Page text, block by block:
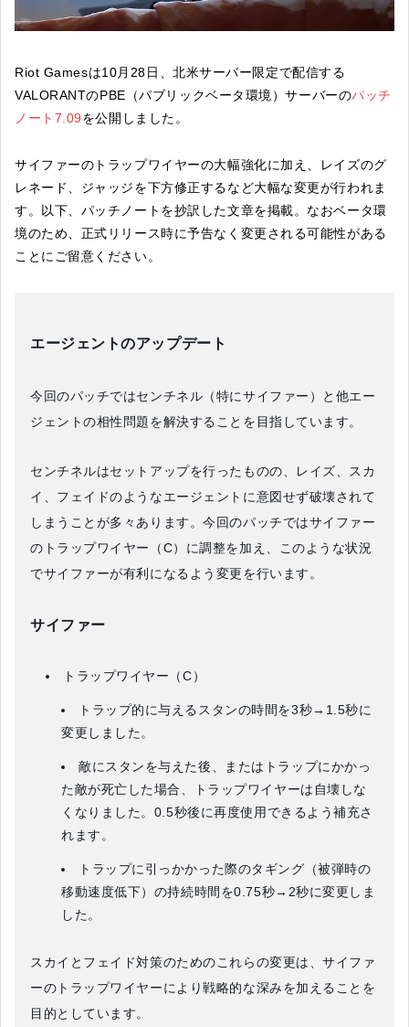
Riot Gamesは10月28日、北米サーバー限定で配信する
VALORANTのPBE（パブリックベータ環境）サーバーのパッチ
ノート7.09を公開しました。
サイファーのトラップワイヤーの大幅強化に加え、レイズのグ
レネード、ジャッジを下方修正するなど大幅な変更が行われま
す。以下、パッチノートを抄訳した文章を掲載。なおベータ環
境のため、正式リリース時に予告なく変更される可能性がある
ことにご留意ください。
エージェントのアップデート
今回のパッチではセンチネル（特にサイファー）と他エー
ジェントの相性問題を解決することを目指しています。
センチネルはセットアップを行ったものの、レイズ、スカ
イ、フェイドのようなエージェントに意図せず破壊されて
しまうことが多々あります。今回のパッチではサイファー
のトラップワイヤー（C）に調整を加え、このような状況
でサイファーが有利になるよう変更を行います。
サイファー
トラップワイヤー（C）
トラップ的に与えるスタンの時間を3秒→1.5秒に
変更しました。
敵にスタンを与えた後、またはトラップにかかっ
た敵が死亡した場合、トラップワイヤーは自壊しな
くなりました。0.5秒後に再度使用できるよう補充さ
れます。
トラップに引っかかった際のタギング（被弾時の
移動速度低下）の持続時間を0.75秒→2秒に変更しま
した。
スカイとフェイド対策のためのこれらの変更は、サイファ
ーのトラップワイヤーにより戦略的な深みを加えることを
目的としています。